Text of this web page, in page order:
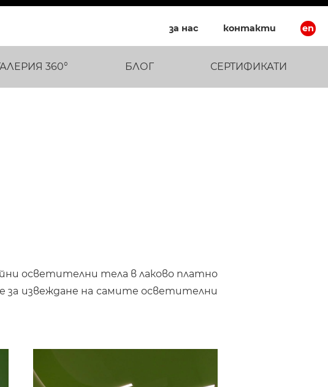
en
за нас контакти
360° БЛОГ СЕРТИФИКАТИ
осветителни тела в лаково платно
за извеждане на самите осветителни